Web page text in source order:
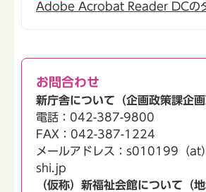
Adobe Acrobat Reader DCの
お問合わせ
新庁舎について（企画政策課企画
電話：042-387-9800
FAX：042-387-1224
メールアドレス：s010199（at
shi.jp
（仮称）新福祉会館について（